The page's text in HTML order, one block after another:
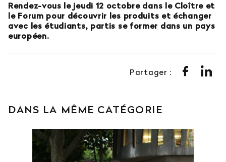
Rendez-vous le jeudi 12 octobre dans le Cloître et
le Forum pour découvrir les produits et échanger
avec les étudiants, partis se former dans un pays
européen.
Partager :
DANS LA MÊME CATÉGORIE